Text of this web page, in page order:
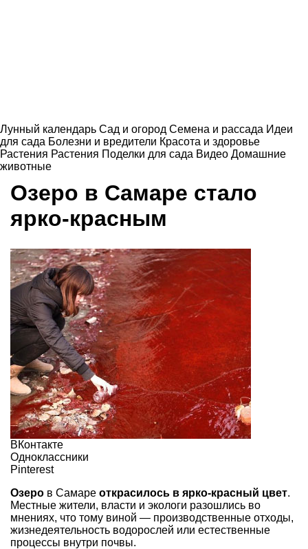
Лунный календарь Сад и огород Семена и рассада Идеи
для сада Болезни и вредители Красота и здоровье
Растения Растения Поделки для сада Видео Домашние
животные
Озеро в Самаре стало
ярко-красным
ВКонтакте
Одноклассники
Pinterest
Озеро в Самаре открасилось в ярко-красный цвет.
Местные жители, власти и экологи разошлись во
мнениях, что тому виной — производственные отходы,
жизнедеятельность водорослей или естественные
процессы внутри почвы.